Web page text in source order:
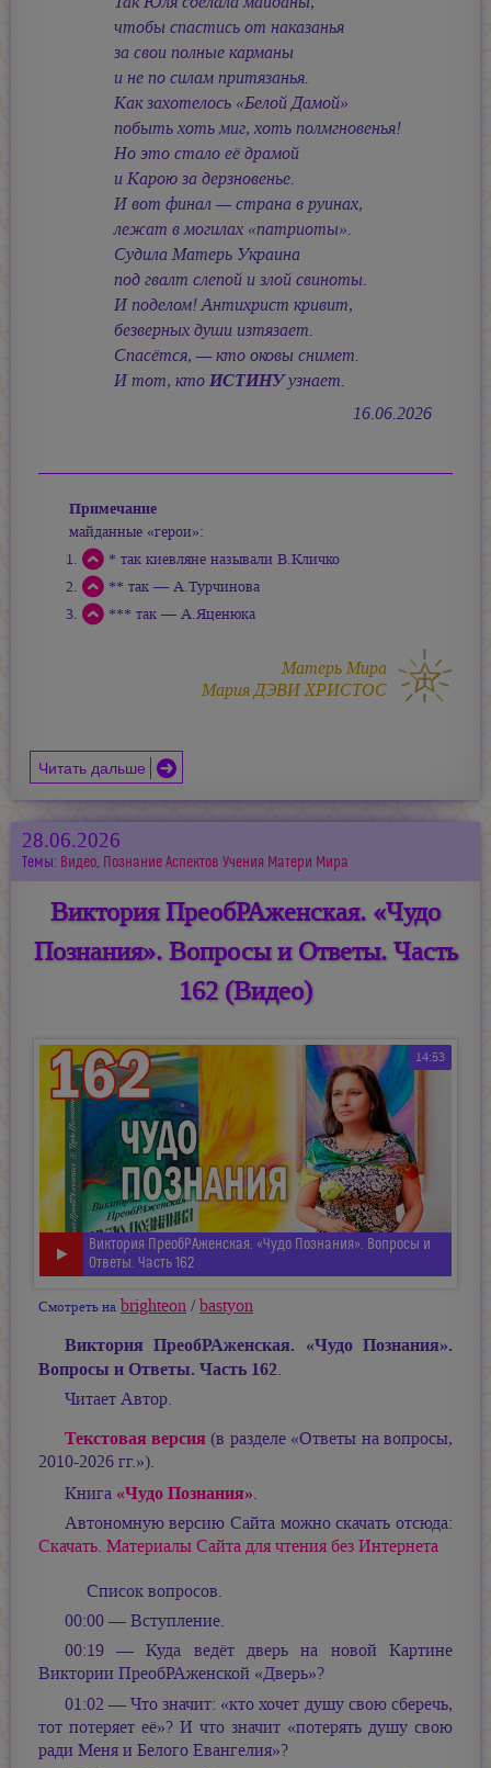
чтобы спастись от наказанья
за свои полные карманы
и не по силам притязанья.
Как захотелось «Белой Дамой»
побыть хоть миг, хоть полмгновенья!
Но это стало её драмой
и Карою за дерзновенье.
И вот финал — страна в руинах,
лежат в могилах «патриоты».
Судила Матерь Украина
под гвалт слепой и злой свиноты.
И поделом! Антихрист кривит,
безверных души изтязает.
Спасётся, — кто оковы снимет.
И тот, кто ИСТИНУузнает.
16.06.2026
Примечание
майданные «герои»:
* так киевляне называли В.Кличко
** так — А.Турчинова
*** так — А.Яценюка
Матерь Мира
Мария ДЭВИ ХРИСТОС
Читать дальше
28.06.2026
Темы: Видео, Познание Аспектов Учения Матери Мира
Виктория ПреобРАженская. «Чудо
Познания». Вопросы и Ответы. Часть
162 (Видео)
14:53
Виктория ПреобРАженская. «Чудо Познания». Вопросы и
Ответы. Часть 162
Смотреть на brighteon /bastyon
Виктория ПреобРАженская. «Чудо Познания».
Вопросы и Ответы. Часть 162.
Читает Автор.
Текстовая версия(в разделе «Ответы на вопросы,
2010-2026 гг.»).
Книга «Чудо Познания».
Автономную версию Сайта можно скачать отсюда:
Скачать. Материалы Сайта для чтения без Интернета
Список вопросов.
00:00 — Вступление.
00:19 — Куда ведёт дверь на новой Картине
Виктории ПреобРАженской «Дверь»?
01:02 — Что значит: «кто хочет душу свою сберечь,
тот потеряет её»? И что значит «потерять душу свою
ради Меня и Белого Евангелия»?